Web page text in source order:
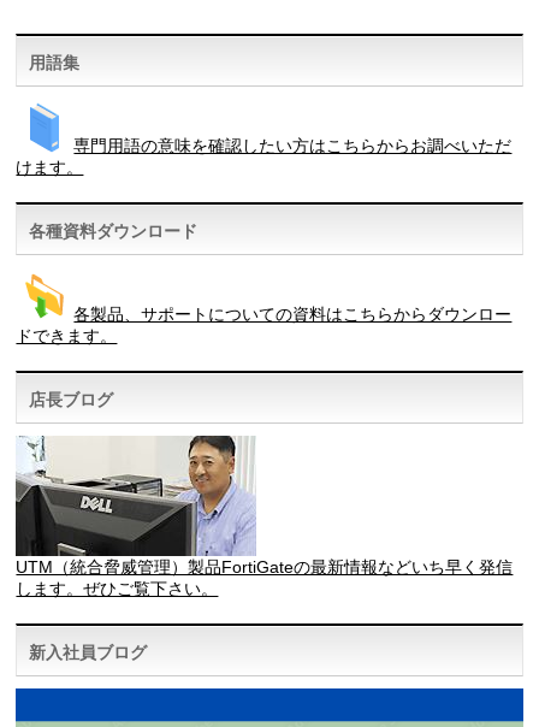
用語集
専門用語の意味を確認したい方はこちらからお調べいただ
けます。
各種資料ダウンロード
各製品、サポートについての資料はこちらからダウンロー
ドできます。
店長ブログ
UTM（統合脅威管理）製品FortiGateの最新情報などいち早く発信
します。ぜひご覧下さい。
新入社員ブログ